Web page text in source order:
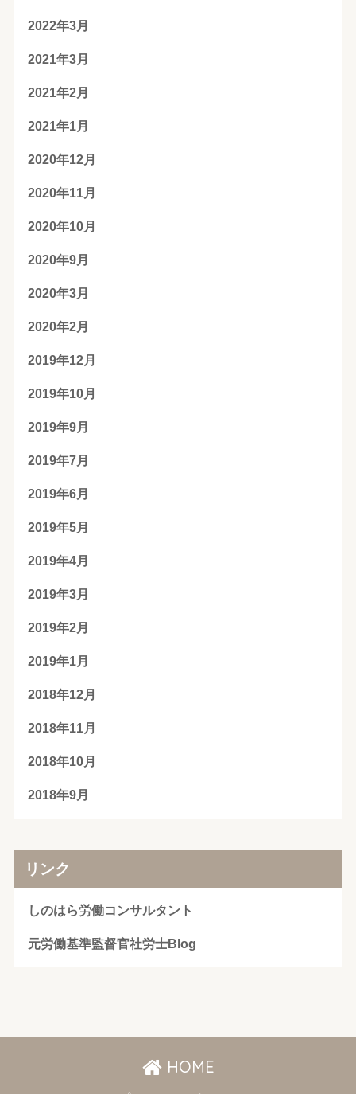
2022年3月
2021年3月
2021年2月
2021年1月
2020年12月
2020年11月
2020年10月
2020年9月
2020年3月
2020年2月
2019年12月
2019年10月
2019年9月
2019年7月
2019年6月
2019年5月
2019年4月
2019年3月
2019年2月
2019年1月
2018年12月
2018年11月
2018年10月
2018年9月
リンク
しのはら労働コンサルタント
元労働基準監督官社労士Blog
HOME